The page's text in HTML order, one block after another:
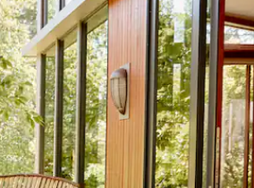
au uchunguze kwa kugusa au